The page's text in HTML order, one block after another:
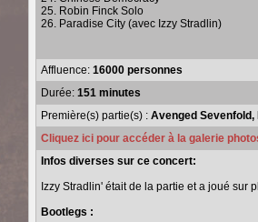
25. Robin Finck Solo
26. Paradise City (avec Izzy Stradlin)
Affluence: 16000 personnes
Durée: 151 minutes
Première(s) partie(s) : Avenged Sevenfold,
Cliquez ici pour accéder à la galerie
Infos diverses sur ce concert:
Izzy Stradlin' était de la partie et a joué sur
Bootlegs :